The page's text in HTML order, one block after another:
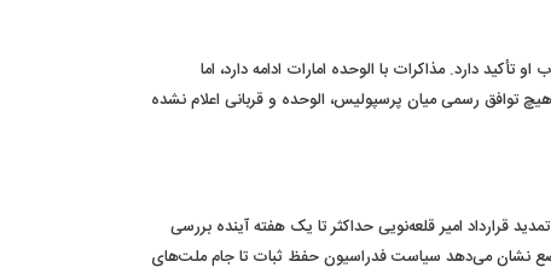
دارد. مذاکرات با الوحده امارات ادامه دارد، اما
توافق رسمی میان پرسپولیس، الوحده و قربانی اعلام نشده
قرارداد امیر قلعه‌نویی حداکثر تا یک هفته آینده بررسی
نشان می‌دهد سیاست فدراسیون حفظ ثبات تا جام ملت‌های